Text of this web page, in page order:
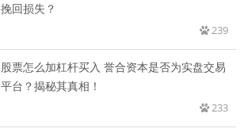
挽回损失？
239
股票怎么加杠杆买入 誉合资本是否为实盘交易
平台？揭秘其真相！
233